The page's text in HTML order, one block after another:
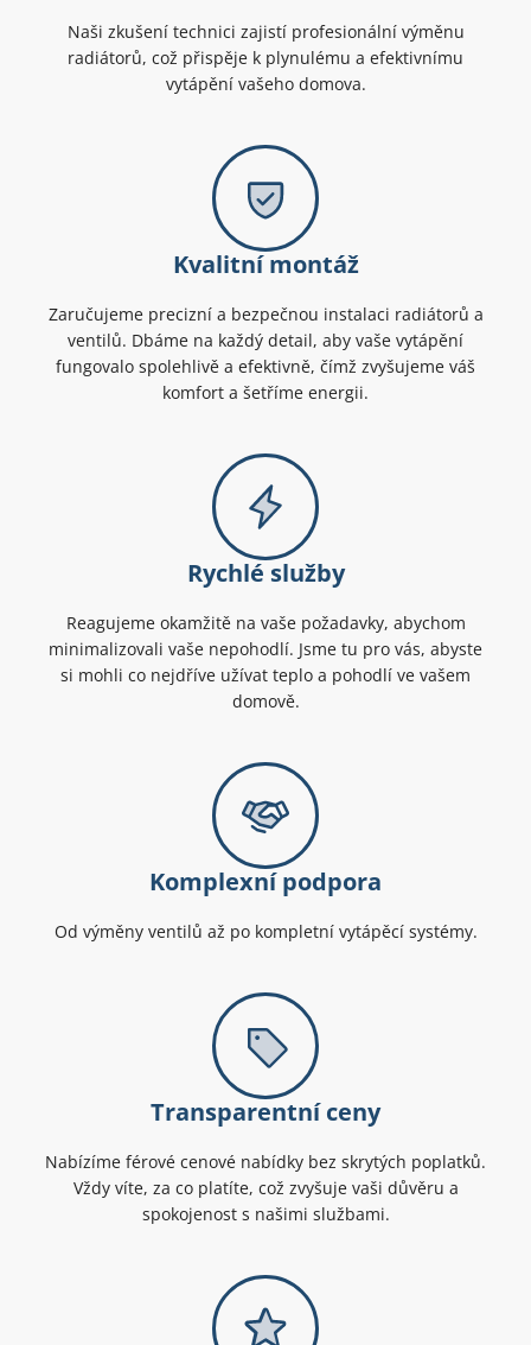
Naši zkušení technici zajistí profesionální výměnu
radiátorů, což přispěje k plynulému a efektivnímu
vytápění vašeho domova.
Kvalitní montáž
Zaručujeme precizní a bezpečnou instalaci radiátorů a
ventilů. Dbáme na každý detail, aby vaše vytápění
fungovalo spolehlivě a efektivně, čímž zvyšujeme váš
komfort a šetříme energii.
Rychlé služby
Reagujeme okamžitě na vaše požadavky, abychom
minimalizovali vaše nepohodlí. Jsme tu pro vás, abyste
si mohli co nejdříve užívat teplo a pohodlí ve vašem
domově.
Komplexní podpora
Od výměny ventilů až po kompletní vytápěcí systémy.
Transparentní ceny
Nabízíme férové cenové nabídky bez skrytých poplatků.
Vždy víte, za co platíte, což zvyšuje vaši důvěru a
spokojenost s našimi službami.